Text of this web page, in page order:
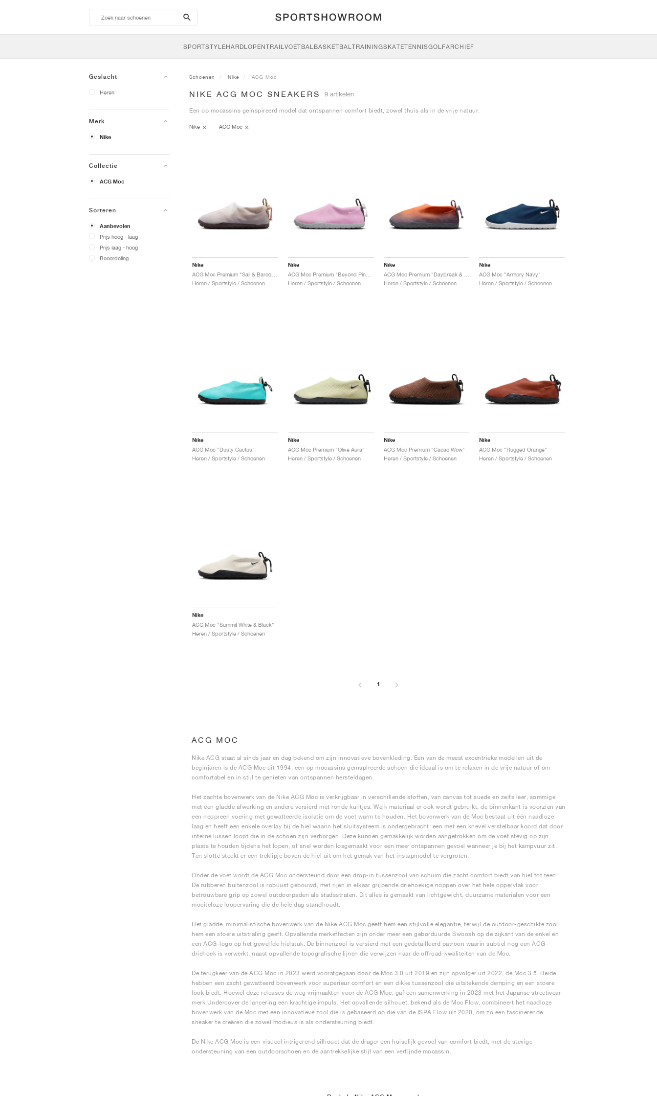
search-
btn
SPORTSTYLEHARDLOPENTRAILVOETBALBASKETBALTRAININGSKATETENNISGOLFARCHIEF
Geslacht
Heren
Merk
Nike
Collectie
ACG Moc
Sorteren
Aanbevolen
Prijs hoog - laag
Prijs laag - hoog
Beoordeling
Schoenen Nike ACG Moc
NIKE ACG MOC SNEAKERS 9 artikelen
Een op mocassins geïnspireerd model dat ontspannen comfort biedt, zowel thuis als in de vrije natuur.
Nike ACG Moc
Nike
Heren / Sportstyle / Schoenen
Nike
ACG Moc Premium "Beyond Pink & Photon Dust"
Heren / Sportstyle / Schoenen
Nike
Heren / Sportstyle / Schoenen
Nike
ACG Moc "Armory Navy"
Heren / Sportstyle / Schoenen
Nike
ACG Moc "Dusty Cactus"
Heren / Sportstyle / Schoenen
Nike
ACG Moc Premium "Olive Aura"
Heren / Sportstyle / Schoenen
Nike
ACG Moc Premium "Cacao Wow"
Heren / Sportstyle / Schoenen
Nike
ACG Moc "Rugged Orange"
Heren / Sportstyle / Schoenen
Nike
ACG Moc "Summit White & Black"
Heren / Sportstyle / Schoenen
1
ACG MOC
Nike ACG staat al sinds jaar en dag bekend om zijn innovatieve bovenkleding. Een van de meest excentrieke modellen uit de
beginjaren is de ACG Moc uit 1994, een op mocassins geïnspireerde schoen die ideaal is om te relaxen in de vrije natuur of om
comfortabel en in stijl te genieten van ontspannen hersteldagen.
Het zachte bovenwerk van de Nike ACG Moc is verkrijgbaar in verschillende stoffen, van canvas tot suède en zelfs leer, sommige
met een gladde afwerking en andere versierd met ronde kuiltjes. Welk materiaal er ook wordt gebruikt, de binnenkant is voorzien van
een neopreen voering met gewatteerde isolatie om de voet warm te houden. Het bovenwerk van de Moc bestaat uit één naadloze
laag en heeft een enkele overlay bij de hiel waarin het sluitsysteem is ondergebracht: een met een knevel verstelbaar koord dat door
interne lussen loopt die in de schoen zijn verborgen. Deze kunnen gemakkelijk worden aangetrokken om de voet stevig op zijn
plaats te houden tijdens het lopen, of snel worden losgemaakt voor een meer ontspannen gevoel wanneer je bij het kampvuur zit.
Ten slotte steekt er een treklipje boven de hiel uit om het gemak van het instapmodel te vergroten.
Onder de voet wordt de ACG Moc ondersteund door een drop-in tussenzool van schuim die zacht comfort biedt van hiel tot teen.
De rubberen buitenzool is robuust gebouwd, met rijen in elkaar grijpende driehoekige noppen over het hele oppervlak voor
betrouwbare grip op zowel outdoorpaden als stadsstraten. Dit alles is gemaakt van lichtgewicht, duurzame materialen voor een
moeiteloze loopervaring die de hele dag standhoudt.
Het gladde, minimalistische bovenwerk van de Nike ACG Moc geeft hem een stijlvolle elegantie, terwijl de outdoor-geschikte zool
hem een stoere uitstraling geeft. Opvallende merkeffecten zijn onder meer een geborduurde Swoosh op de zijkant van de enkel en
een ACG-logo op het gewelfde hielstuk. De binnenzool is versierd met een gedetailleerd patroon waarin subtiel nog een ACG-
driehoek is verwerkt, naast opvallende topografische lijnen die verwijzen naar de offroad-kwaliteiten van de Moc.
De terugkeer van de ACG Moc in 2023 werd voorafgegaan door de Moc 3.0 uit 2019 en zijn opvolger uit 2022, de Moc 3.5. Beide
hebben een zacht gewatteerd bovenwerk voor superieur comfort en een dikke tussenzool die uitstekende demping en een stoere
look biedt. Hoewel deze releases de weg vrijmaakten voor de ACG Moc, gaf een samenwerking in 2023 met het Japanse streetwear-
merk Undercover de lancering een krachtige impuls. Het opvallende silhouet, bekend als de Moc Flow, combineert het naadloze
bovenwerk van de Moc met een innovatieve zool die is gebaseerd op die van de ISPA Flow uit 2020, om zo een fascinerende
sneaker te creëren die zowel modieus is als ondersteuning biedt.
De Nike ACG Moc is een visueel intrigerend silhouet dat de drager een huiselijk gevoel van comfort biedt, met de stevige
ondersteuning van een outdoorschoen en de aantrekkelijke stijl van een verfijnde mocassin.